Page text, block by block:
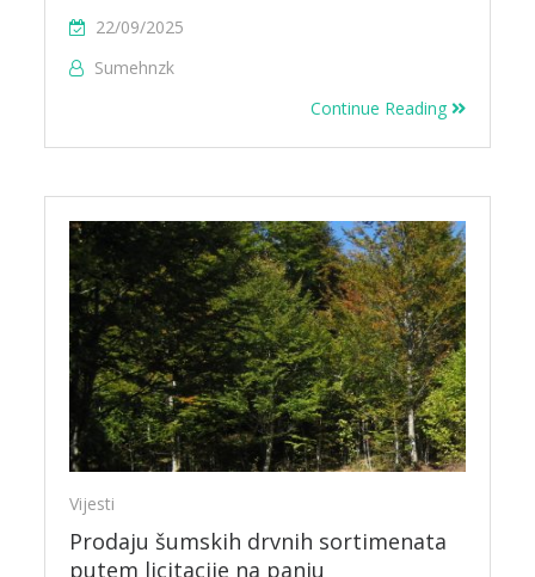
22/09/2025
Sumehnzk
Continue Reading
Vijesti
Prodaju šumskih drvnih sortimenata
putem licitacije na panju